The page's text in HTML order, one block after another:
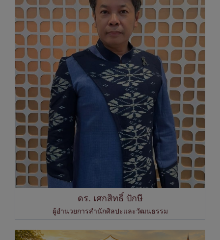
ดร. เศกสิทธิ์ ปักษี
ผู้อำนวยการสำนักศิลปะและวัฒนธรรม